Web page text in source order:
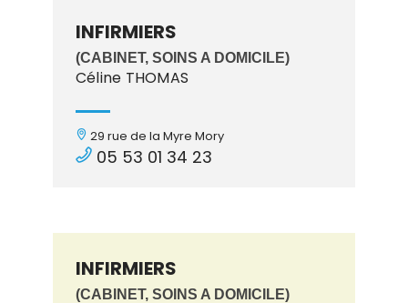
INFIRMIERS
(CABINET, SOINS A DOMICILE)
Céline THOMAS
29 rue de la Myre Mory
05 53 01 34 23
INFIRMIERS
(CABINET, SOINS A DOMICILE)